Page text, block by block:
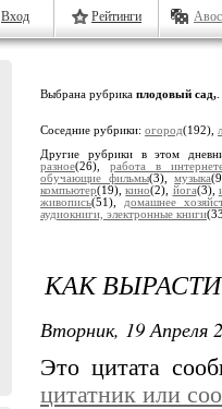
Вход Рейтинги
Выбрана рубрика плодовый сад,
Соседние рубрики: огород(192),
Другие рубрики в этом
разное(26),работа в
обучающие фильмы(3),музыка
компьютер(19),кино(2), йога(3),
живопись(51),
домашнее
аудиокниги, электронные книги
КАК
Вторник, 19 Апреля
Это цитата
цитатник или